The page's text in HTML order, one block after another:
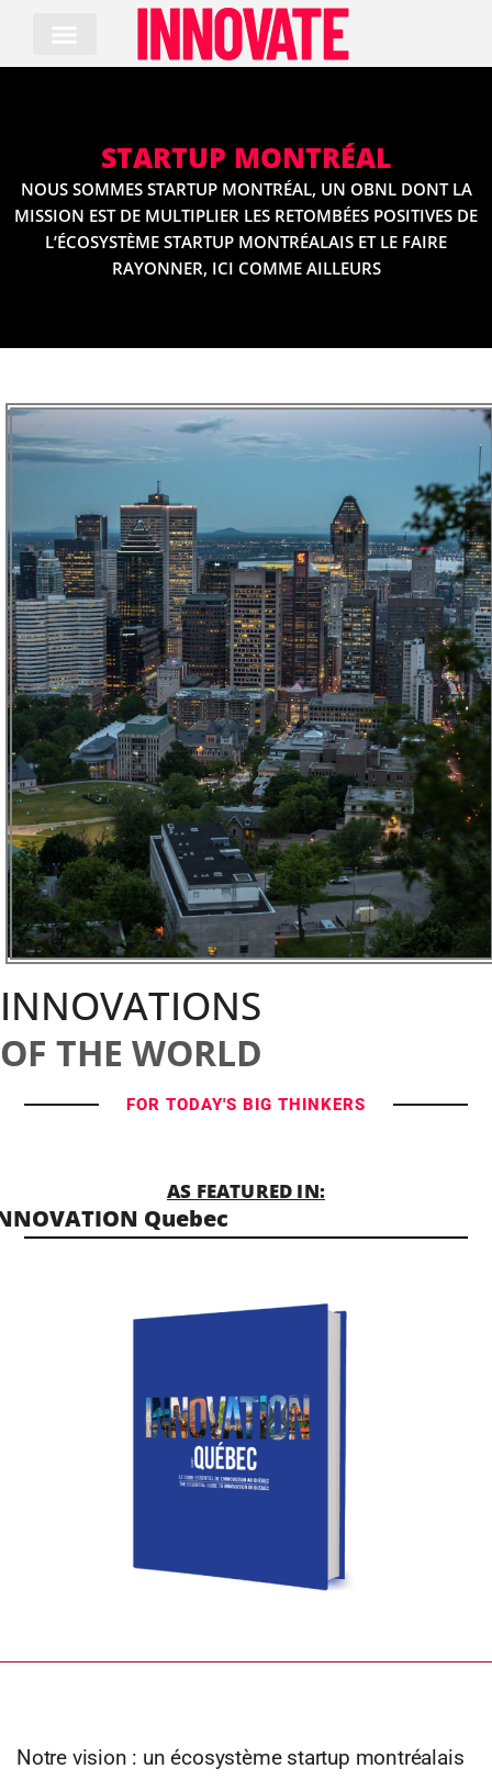
content
STARTUP MONTRÉAL
NOUS SOMMES STARTUP MONTRÉAL, UN OBNL DONT LA
MISSION EST DE MULTIPLIER LES RETOMBÉES POSITIVES DE
L’ÉCOSYSTÈME STARTUP MONTRÉALAIS ET LE FAIRE
RAYONNER, ICI COMME AILLEURS
INNOVATIONS
OF THE WORLD
FOR TODAY'S BIG THINKERS
AS FEATURED IN:
Quebec
Notre vision : un écosystème startup montréalais